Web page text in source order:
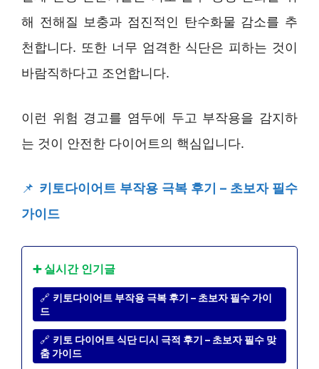
해 전해질 보충과 점진적인 탄수화물 감소를 추
천합니다. 또한 너무 엄격한 식단은 피하는 것이
바람직하다고 조언합니다.
이런 위험 경고를 염두에 두고 부작용을 감지하
는 것이 안전한 다이어트의 핵심입니다.
📌 키토다이어트 부작용 극복 후기 – 초보자 필수
가이드
➕ 실시간 인기글
🔗 키토다이어트 부작용 극복 후기 – 초보자 필수 가이
드
🔗 키토 다이어트 식단 디시 극적 후기 – 초보자 필수 맞
춤 가이드